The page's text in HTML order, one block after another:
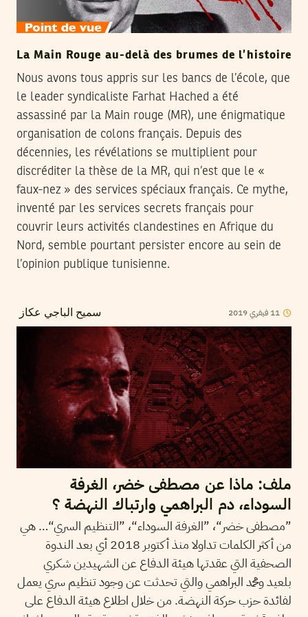
La Main Rouge au-delà des brumes de l’histoire
Nous avons tous appris sur les bancs de l’école, que
le leader syndicaliste Farhat Hached a été
assassiné par la Main rouge (MR), une énigmatique
organisation de colons français. Depuis des
décennies, les révélations se multiplient pour
discréditer la thèse de la MR, qui n’est que le «
faux-nez » des services spéciaux français. Ce mythe,
inventé par les services secrets français pour
couvrir leurs activités clandestines en Afrique du
Nord, semble pourtant persister encore au sein de
l’opinion publique tunisienne.
سميح الباجي عكاز 11 فيفري2019
ملف: ماذا عن مصطفى خضر، الغرفة
السوداء، دم البراهمي وارتباك النهضة ؟
”مصطفى خضر“، ”الغرفة السوداء“، ”التنظيم السري“… هي
من أكثر الكلمات تداولا منذ أكتوبر 2018 أي بعد الندوة
الصحفية التي عقدتها هيئة الدفاع عن الشهيدين شكري
بلعيد ومحمد البراهمي والتي تحدثت عن وجود تنظيم سري يعمل
لفائدة حزب حركة النهضة. من خلال اطلاع هيئة الدفاع على